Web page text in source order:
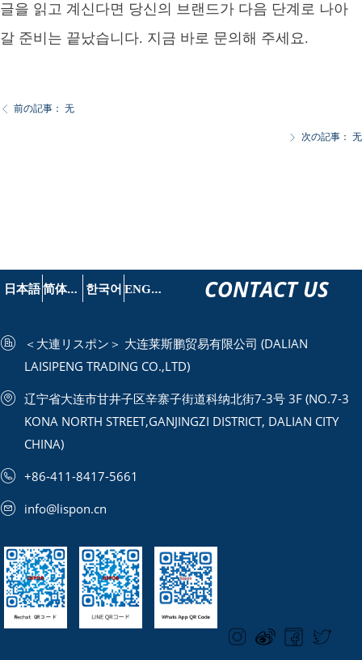
글을 읽고 계신다면 당신의 브랜드가 다음 단계로 나아
갈 준비는 끝났습니다. 지금 바로 문의해 주세요.
ꁣ 前の記事： 无
ꁕ 次の記事： 无
CONTACT US
＜大連リスポン＞ 大连莱斯鹏贸易有限公司 (DALIAN
LAISIPENG TRADING CO.,LTD)
辽宁省大连市甘井子区辛寨子街道科纳北街7-3号 3F (NO.7-3
KONA NORTH STREET,GANJINGZI DISTRICT, DALIAN CITY
CHINA)
+86-411-8417-5661
info@lispon.cn
日本語 简
体中文 한국어 E
NGLISH